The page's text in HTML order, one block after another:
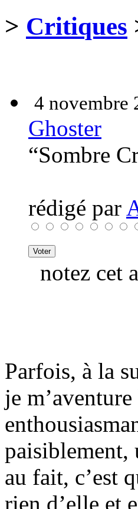
> Critiques
4 novembre
Ghoster
“Sombre
rédigé par
notez cet
Parfois, à la
je
paisiblement,
au fait, c’est
rien d’elle et